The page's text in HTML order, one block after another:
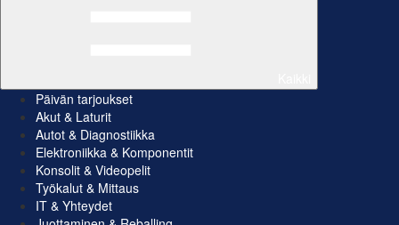
Päivän tarjoukset
Akut & Laturit
Autot & Diagnostiikka
Elektroniikka & Komponentit
Konsolit & Videopelit
Työkalut & Mittaus
IT & Yhteydet